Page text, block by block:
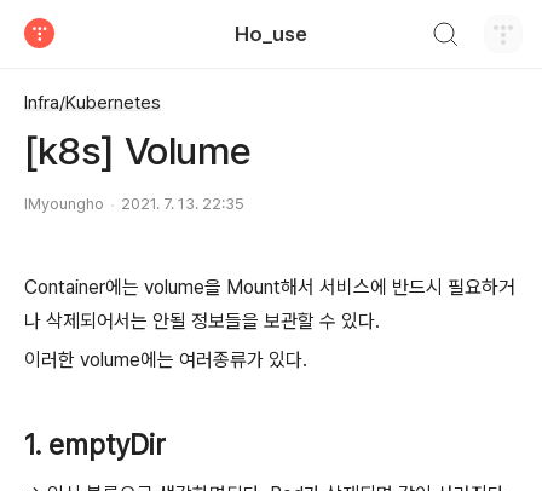
Ho_use
Infra/Kubernetes
[k8s] Volume
IMyoungho 2021. 7. 13. 22:35
Container에는 volume을 Mount해서 서비스에 반드시 필요하거
나 삭제되어서는 안될 정보들을 보관할 수 있다.
이러한 volume에는 여러종류가 있다.
1. emptyDir